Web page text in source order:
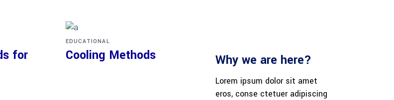
for
EDUCATIONAL
Cooling Methods Why we are here?
Lorem ipsum dolor sit amet
eros, conse ctetuer adipiscing